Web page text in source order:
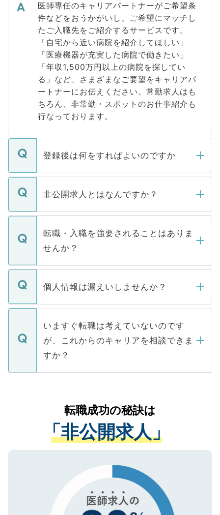
医師専任のキャリアパートナーがご希望条
件などをおうかがいし、ご希望にマッチし
たご入職先をご紹介するサービスです。
「自宅から近い病院を紹介してほしい」
「医療機器が充実した病院で働きたい」
「年収1,500万円以上の病院を探してい
る」など、さまざまなご要望をキャリアパ
ートナーにお伝えください。常勤求人はも
ちろん、非常勤・スポットのお仕事紹介も
行なっております。
登録後は何をすればよいのですか
ご登録いただきましたら、弊社担当者がご
登録内容を確認し、その後メールもしくは
ます。通常、5営業日以内にはご連絡をせて
いただきますので、しばらくお待ちくださ
非公開求人とはなんですか？
マイナビDOCTORで取り扱っている求人の
うち約3割は、Webサイトからご覧いただ
けない「非公開求人」です。非公開求人は
下記の理由によって、一般には公開してい
ません。
■応募殺到を避けるため 人気のある医療機
関を公にしてしまうと、応募が殺到する場
に、医療機関が求める条件に合った人材の
みを人材紹介会社に依頼するケースが増え
ています。
転職・入職を強要されることはありま
せんか？
転職・入職を強要することは一切ありませ
ん。また、仮に応募先から内定をいただい
定を承諾する必要はありません。内定先へ
の辞退の連絡はキャリアパートナーが行い
個人情報は漏えいしませんか？
個人情報が漏えいすることはありませんの
で、ご安心ください。当サイトからの登録
などで収集したご登録者様の個人情報は、
ご本人のキャリアアップおよび転職活動の
支援を目的に使用いたします。お預かりし
ているすべての個人データはご本人の許可
は、個人情報の取り扱いについての厳密な
管理基準を満たした事業者のみに付与され
る、プライバシーマークを取得済みです。
で、機密保持に関してもご安心ください。
いますぐ転職は考えていないのです
が、これからのキャリアを相談できま
すか？
かがいして、現在の医療機関の状況や紹介
経験をまじえながら、適切なアドバイスを
させていただきます。すぐにご転職をされ
ない方には、長期的なサポートが可能です
ので、まずはご登録ください。
転職成功の秘訣は
「非公開求人」